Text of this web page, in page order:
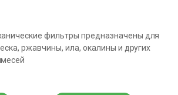
фильтры предназначены для
ржавчины, ила, окалины и других